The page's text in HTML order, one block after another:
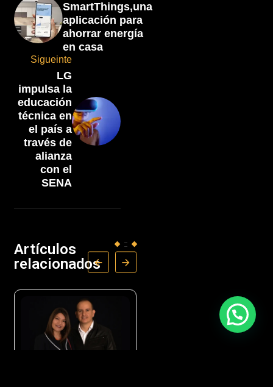
SmartThings,una
aplicación para
ahorrar energía
en casa
Sigueinte
LG
impulsa la
educación
técnica en
el país a
través de
alianza
con el
SENA
Artículos
relacionados